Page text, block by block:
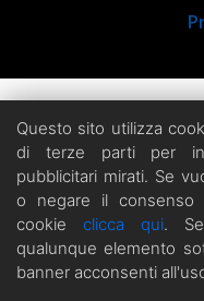
Questo sito utilizza
di terze parti per
pubblicitari mirati. Se
o negare il
cookie clicca qui.
qualunque elemento
banner acconsenti